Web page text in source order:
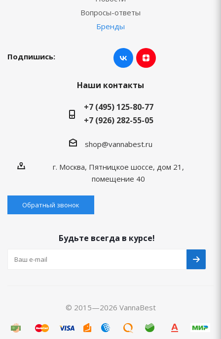
Вопросы-ответы
Бренды
Подпишись:
Наши контакты
+7 (495) 125-80-77
+7 (926) 282-55-05
shop@vannabest.ru
г. Москва, Пятницкое шоссе, дом 21,
помещение 40
Обратный звонок
Будьте всегда в курсе!
© 2015—2026 VannaBest